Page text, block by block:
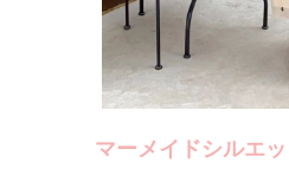
マーメイドシルエ